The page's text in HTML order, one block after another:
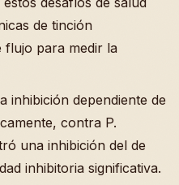
de tinción
flujo para medir la
inhibición dependiente de
contra P.
una inhibición del de
inhibitoria significativa.